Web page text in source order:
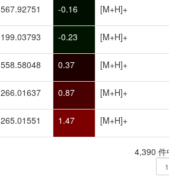
567.92751 -0.16 [M+H]+
199.03793 -0.23 [M+H]+
558.58048 0.37 [M+H]+
266.01637 0.87 [M+H]+
265.01551 1.47 [M+H]+
4,390 件